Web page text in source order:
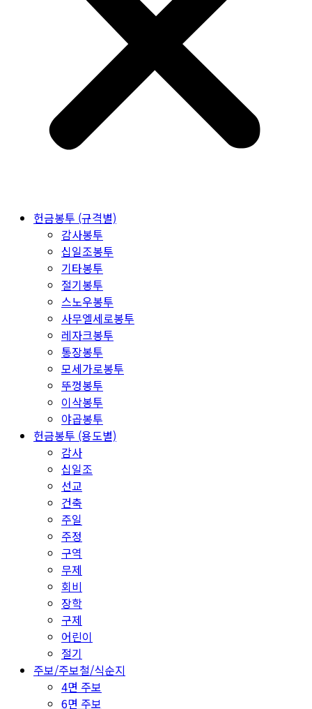
헌금봉투 (규격별)
감사봉투
십일조봉투
기타봉투
절기봉투
스노우봉투
사무엘세로봉투
레자크봉투
통장봉투
모세가로봉투
뚜껑봉투
이삭봉투
야곱봉투
헌금봉투 (용도별)
감사
십일조
선교
건축
주일
주정
구역
무제
회비
장학
구제
어린이
절기
주보/주보철/식순지
4면 주보
6면 주보